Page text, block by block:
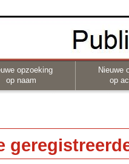
opzoeking
op naam
Nieuwe
op